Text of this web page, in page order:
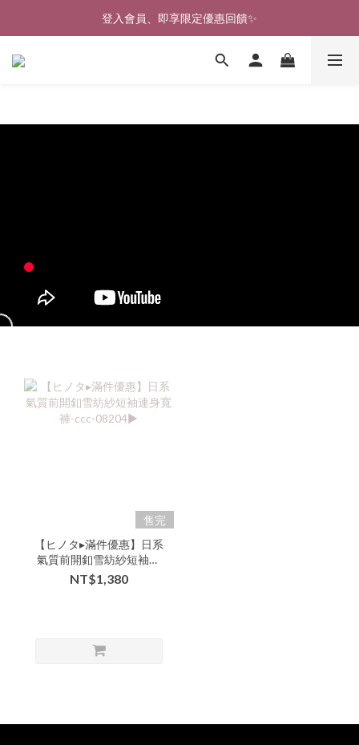
🎉新北淡水實體門市🤗歡迎蒞臨試穿🎉
登入會員、即享限定優惠回饋✨
🎉新北淡水實體門市🤗歡迎蒞臨試穿🎉
售完
【ヒノタ▸滿件優惠】日系
氣質前開釦雪紡紗短袖連
身寬褲-ccc-08204▶
NT$1,380